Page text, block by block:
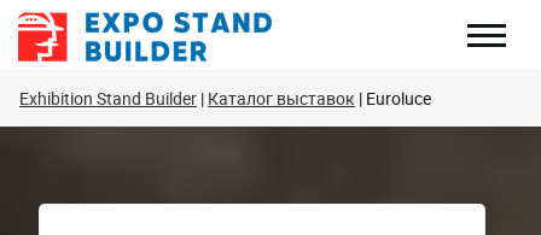
Перейти
Exhibition Stand Builder Каталог выставок Euroluce